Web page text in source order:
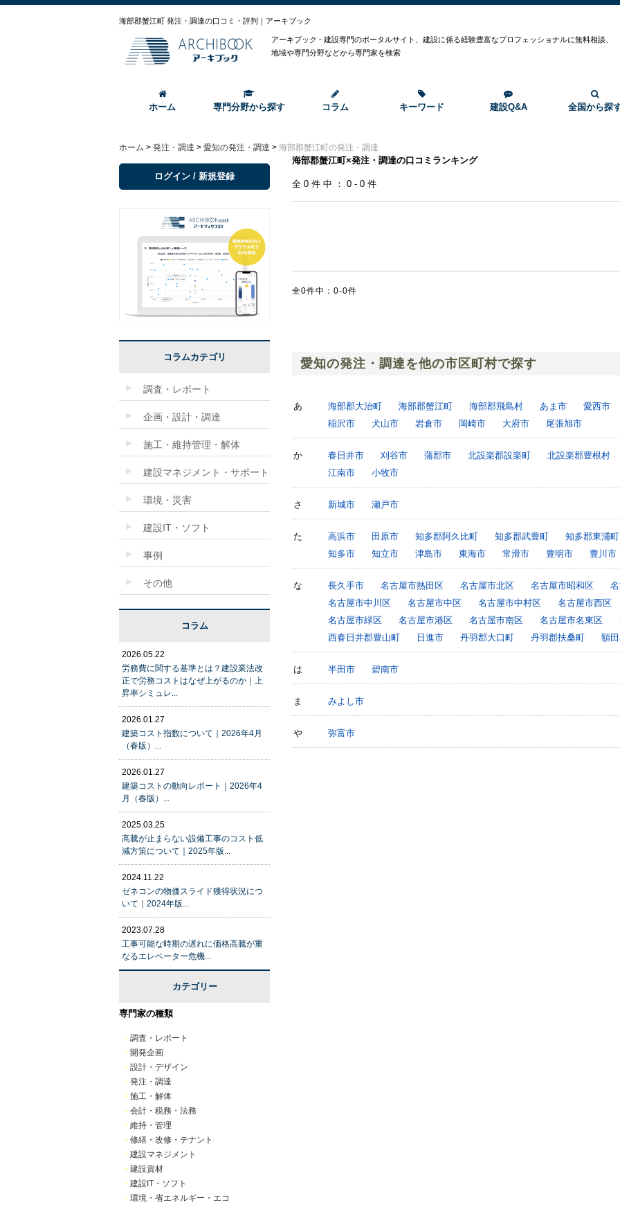
海部郡蟹江町 発注・調達の口コミ・評判｜アーキブック
アーキブック - 建設専門のポータルサイト、建設に係る経験豊富なプロフェッショナルに無料相談、
地域や専門分野などから専門家を検索
ホーム 専門分野から探す コラム キーワード 建設Q&A 全国から探
ホーム > 発注・調達 > 愛知の発注・調達 > 海部郡蟹江町の発注・調達
海部郡蟹江町×発注・調達の口コミランキング
全0件中：0-0件
全0件中：0-0件
愛知の発注・調達を他の市区町村で探す
あ 海部郡大治町 海部郡蟹江町 海部郡飛島村 あま市
愛西市
稲沢市
犬山市 岩倉市 岡崎市 大府市 尾張旭市
か 春日井市 刈谷市 蒲郡市 北設楽郡設楽町
北設楽郡豊根村
江南市
小牧市
さ 新城市 瀬戸市
た 高浜市 田原市 知多郡阿久比町 知多郡武豊町
知多郡東浦町
知多市
知立市 津島市 東海市 常滑市 豊明市 豊川市
な 長久手市 名古屋市熱田区 名古屋市北区 名古屋市昭和区
名古屋市中川区
名古屋市中区 名古屋市中村区
名古屋市西区
名古屋市緑区
名古屋市港区 名古屋市南区 名古屋市名東区
西春日井郡豊山町
日進市 丹羽郡大口町 丹羽郡扶桑町 額
は 半田市 碧南市
ま みよし市
や 弥富市
ログイン / 新規登録
コラムカテゴリ
調査・レポート
企画・設計・調達
施工・維持管理・解体
建設マネジメント・サポート
環境・災害
建設IT・ソフト
事例
その他
コラム
2026.05.22
労務費に関する基準とは？建設業法改
正で労務コストはなぜ上がるのか｜上
昇率シミュレ...
2026.01.27
建築コスト指数について｜2026年4月
（春版）...
2026.01.27
建築コストの動向レポート｜2026年4
月（春版）...
2025.03.25
高騰が止まらない設備工事のコスト低
減方策について｜2025年版...
2024.11.22
ゼネコンの物価スライド獲得状況につ
いて｜2024年版...
2023.07.28
工事可能な時期の遅れに価格高騰が重
なるエレベーター危機...
カテゴリー
専門家の種類
・ 調査・レポート
・ 開発企画
・ 設計・デザイン
・ 発注・調達
・ 施工・解体
・ 会計・税務・法務
・ 維持・管理
・ 修繕・改修・テナント
・ 建設マネジメント
・ 建設資材
・ 建設IT・ソフト
・ 環境・省エネルギー・エコ